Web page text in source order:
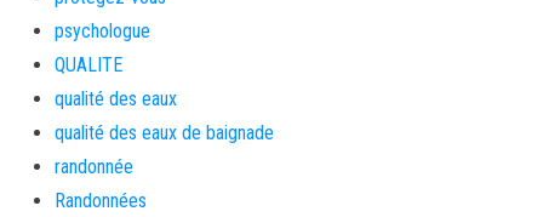
psychologue
QUALITE
qualité des eaux
qualité des eaux de baignade
randonnée
Randonnées